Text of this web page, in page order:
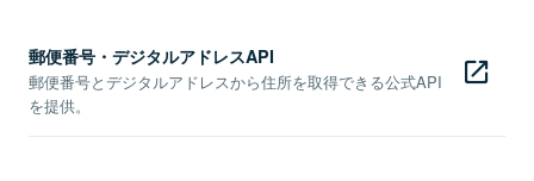
郵便番号・デジタルアドレスAPI
郵便番号とデジタルアドレスから住所を取得できる公式API
を提供。